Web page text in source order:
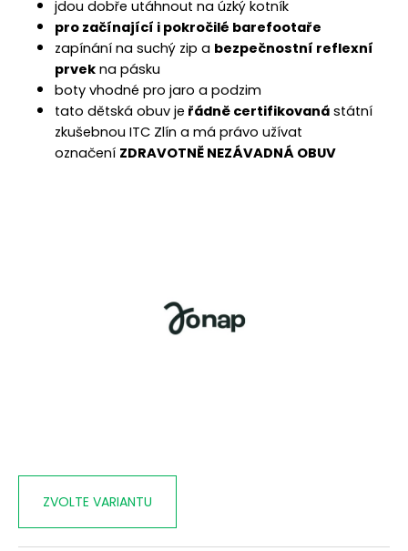
jdou dobře utáhnout na úzký kotník
pro začínající i pokročilé barefootaře
zapínání na suchý zip a bezpečnostní reflexní
prvek na pásku
boty vhodné pro jaro a podzim
tato dětská obuv je řádně certifikovaná státní
zkušebnou ITC Zlín a má právo užívat
označení ZDRAVOTNĚ NEZÁVADNÁ OBUV
ZVOLTE VARIANTU